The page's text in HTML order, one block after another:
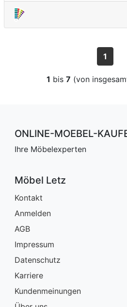
1
1 bis 7 (von
ONLINE-MOEBEL-
Ihre Möbelexperten
Möbel Letz
Kontakt
Anmelden
AGB
Impressum
Datenschutz
Karriere
Kundenmeinungen